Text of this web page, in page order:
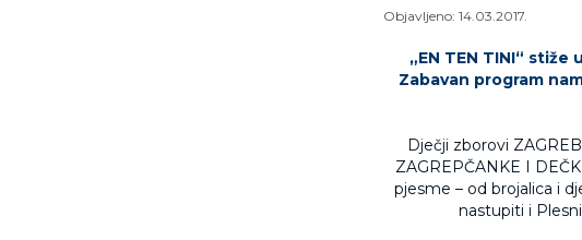
Objavljeno: 14.03.2017.
„EN TEN TINI“
Zabavan program
Dječji zborovi
ZAGREPČANKE I
pjesme – od brojalica i
nastupiti i